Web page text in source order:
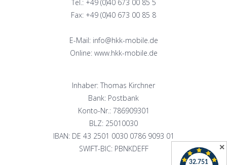
Tel.: +49 (0)40 673 00 85 5
Fax: +49 (0)40 673 00 85 8
E-Mail: info@hkk-mobile.de
Online: www.hkk-mobile.de
Inhaber: Thomas Kirchner
Bank: Postbank
Konto-Nr.: 786909301
BLZ: 25010030
IBAN: DE 43 2501 0030 0786 9093 01
SWIFT-BIC: PBNKDEFF
✕